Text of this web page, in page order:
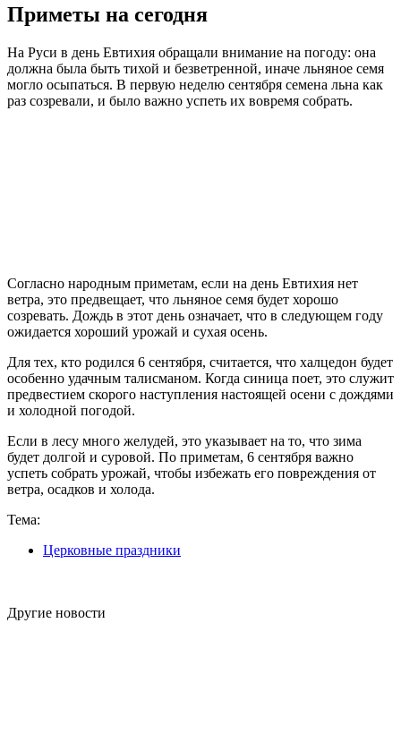
Приметы на сегодня
На Руси в день Евтихия обращали внимание на погоду: она
должна была быть тихой и безветренной, иначе льняное семя
могло осыпаться. В первую неделю сентября семена льна как
раз созревали, и было важно успеть их вовремя собрать.
Согласно народным приметам, если на день Евтихия нет
ветра, это предвещает, что льняное семя будет хорошо
созревать. Дождь в этот день означает, что в следующем году
ожидается хороший урожай и сухая осень.
Для тех, кто родился 6 сентября, считается, что халцедон будет
особенно удачным талисманом. Когда синица поет, это служит
предвестием скорого наступления настоящей осени с дождями
и холодной погодой.
Если в лесу много желудей, это указывает на то, что зима
будет долгой и суровой. По приметам, 6 сентября важно
успеть собрать урожай, чтобы избежать его повреждения от
ветра, осадков и холода.
Тема:
Церковные праздники
Другие новости